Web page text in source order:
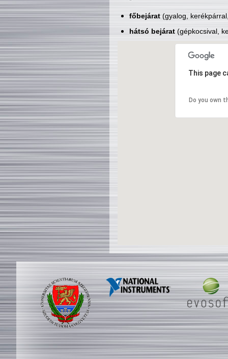
főbejárat(gyalog,
hátsó bejárat(gépkocsival,
This page
Do you own